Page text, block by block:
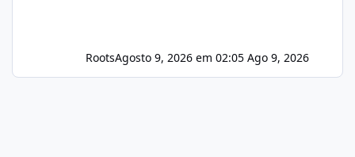
RootsAgosto 9, 2026 em 02:05 Ago 9, 2026